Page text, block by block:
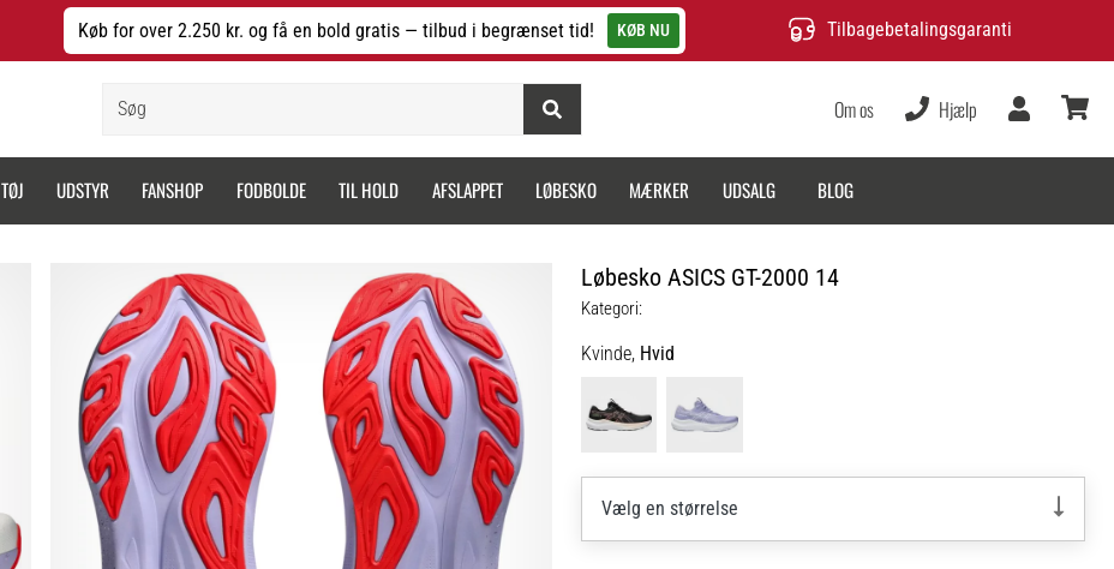
Køb for over 2.250 kr. og få en bold gratis — tilbud i begrænset tid! KØB NU Tilbagebetalingsgaranti
Om os Hjælp
Bruger
TØJ UDSTYR FANSHOP FODBOLDE TIL HOLD AFSLAPPET LØBESKO MÆRKER UDSALG BLOG
Løbesko ASICS GT-2000 14
Kategori:
Kvinde, Hvid
Vælg en størrelse